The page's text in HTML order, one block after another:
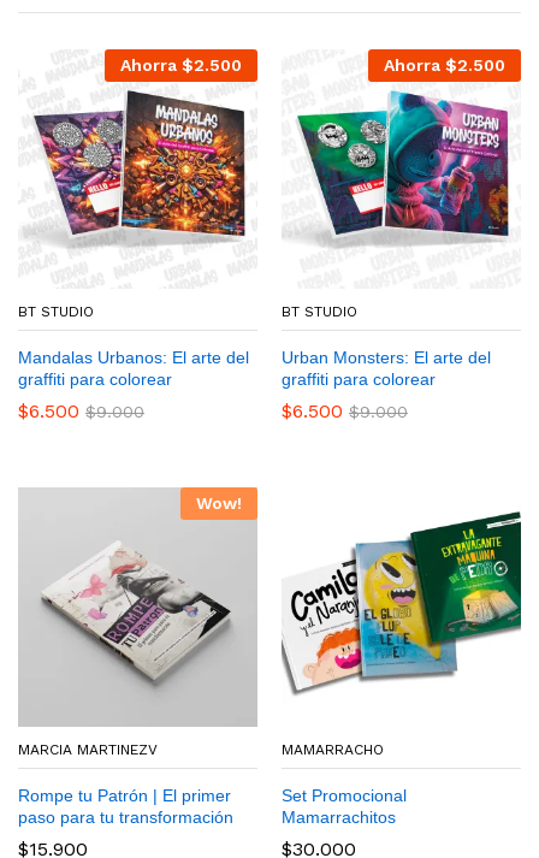
Ahorra $2.500
BT STUDIO
Mandalas Urbanos: El arte del
graffiti para colorear
$6.500 $9.000
Ahorra $2.500
BT STUDIO
Urban Monsters: El arte del
graffiti para colorear
$6.500 $9.000
Wow!
MARCIA MARTINEZV
Rompe tu Patrón | El primer
paso para tu transformación
$15.900
MAMARRACHO
Set Promocional
Mamarrachitos
$30.000
Set Promocional
Mamarrachitos
$30.000
El Globo Flup Sale de Paseo
$11.500
La Extravagante Máquina de
Pedro
Camilo y el Naranja
$11.500
TUPAK KATARI VIVE Y
VUELVE CARAJO – FELIPE
QUISPE HUANCA
Ahorra $2.500
Mandalas Urbanos: El arte del
graffiti para colorear
$6.500 $ 9.000
Ahorra $2.500
Urban Monsters: El arte del
graffiti para colorear
$6.500 $ 9.000
Wow!
Rompe tu Patrón | El primer
paso para tu transformación
Set Promocional
Mamarrachitos